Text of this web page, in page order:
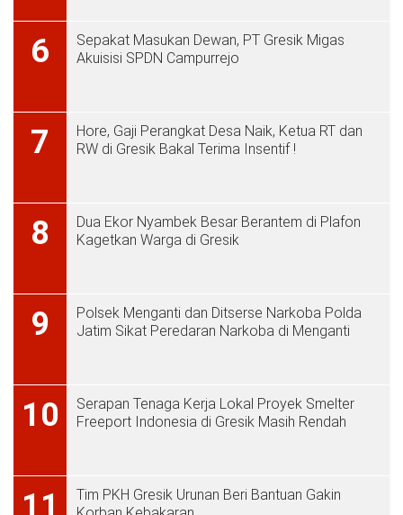
6
Sepakat Masukan Dewan, PT Gresik Migas
Akuisisi SPDN Campurrejo
7
Hore, Gaji Perangkat Desa Naik, Ketua RT dan
RW di Gresik Bakal Terima Insentif !
8
Dua Ekor Nyambek Besar Berantem di Plafon
Kagetkan Warga di Gresik
9
Polsek Menganti dan Ditserse Narkoba Polda
Jatim Sikat Peredaran Narkoba di Menganti
10
Serapan Tenaga Kerja Lokal Proyek Smelter
Freeport Indonesia di Gresik Masih Rendah
11
Tim PKH Gresik Urunan Beri Bantuan Gakin